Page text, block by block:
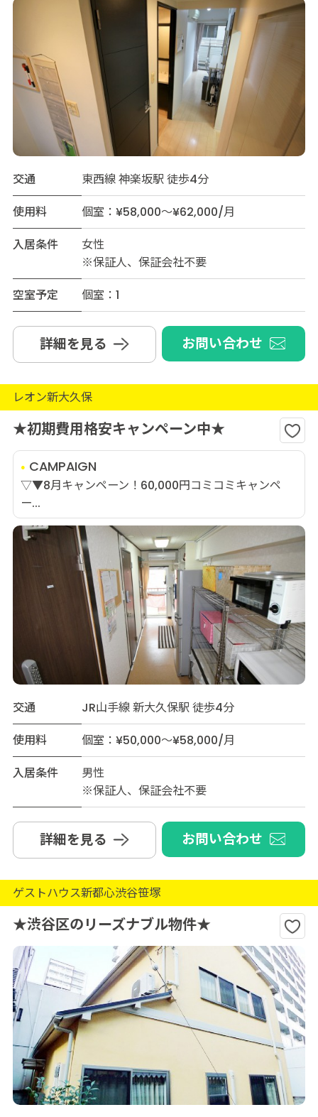
交通
東西線 神楽坂駅 徒歩4分
使用料
個室：¥58,000～¥62,000/月
入居条件
女性
※保証人、保証会社不要
空室予定
個室：1
詳細を見る お問い合わせ
レオン新大久保
★初期費用格安キャンペーン中★
CAMPAIGN
▽▼8月キャンペーン！60,000円コミコミキャンペ
ー...
交通
JR山手線 新大久保駅 徒歩4分
使用料
個室：¥50,000～¥58,000/月
入居条件
男性
※保証人、保証会社不要
詳細を見る お問い合わせ
ゲストハウス新都心渋谷笹塚
★渋谷区のリーズナブル物件★